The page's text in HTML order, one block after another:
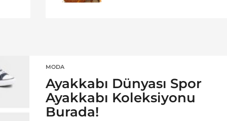
MODA
Ayakkabı Dünyası Spor
Ayakkabı Koleksiyonu
Burada!